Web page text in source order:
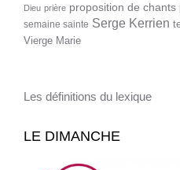
Dieu prière proposition de chants
semaine sainte Serge Kerrien
Vierge Marie
Les définitions du lexique
LE DIMANCHE